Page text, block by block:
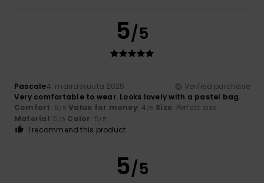
5/5
Pascale4. marraskuuta 2025
Verified purchase
Very comfortable to wear. Looks lovely with a pastel bag.
Comfort: 5/5 Value for money: 4 /5 Size: Perfect size
Material: 5 /5 Color: 5/5
I recommend this product
5/5